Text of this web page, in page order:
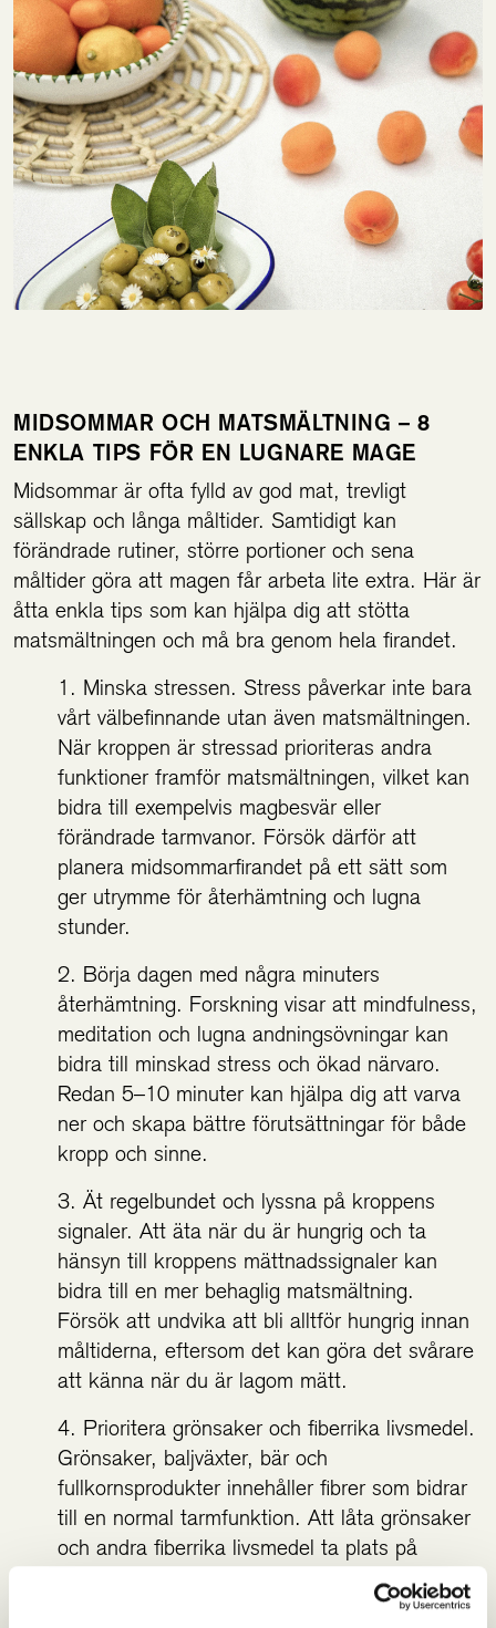
MIDSOMMAR OCH MATSMÄLTNING – 8
ENKLA TIPS FÖR EN LUGNARE MAGE
Midsommar är ofta fylld av god mat, trevligt
sällskap och långa måltider. Samtidigt kan
förändrade rutiner, större portioner och sena
måltider göra att magen får arbeta lite extra. Här är
åtta enkla tips som kan hjälpa dig att stötta
matsmältningen och må bra genom hela firandet.
Minska stressen. Stress påverkar inte bara
vårt välbefinnande utan även matsmältningen.
När kroppen är stressad prioriteras andra
funktioner framför matsmältningen, vilket kan
bidra till exempelvis magbesvär eller
förändrade tarmvanor. Försök därför att
planera midsommarfirandet på ett sätt som
ger utrymme för återhämtning och lugna
stunder.
Börja dagen med några minuters
återhämtning. Forskning visar att mindfulness,
meditation och lugna andningsövningar kan
bidra till minskad stress och ökad närvaro.
Redan 5–10 minuter kan hjälpa dig att varva
ner och skapa bättre förutsättningar för både
kropp och sinne.
Ät regelbundet och lyssna på kroppens
signaler. Att äta när du är hungrig och ta
hänsyn till kroppens mättnadssignaler kan
bidra till en mer behaglig matsmältning.
Försök att undvika att bli alltför hungrig innan
måltiderna, eftersom det kan göra det svårare
att känna när du är lagom mätt.
Prioritera grönsaker och fiberrika livsmedel.
Grönsaker, baljväxter, bär och
fullkornsprodukter innehåller fibrer som bidrar
till en normal tarmfunktion. Att låta grönsaker
och andra fiberrika livsmedel ta plats på
midsommarbordet är ett enkelt sätt att ge